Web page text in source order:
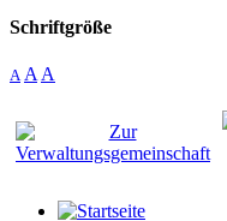
Schriftgröße
A A A